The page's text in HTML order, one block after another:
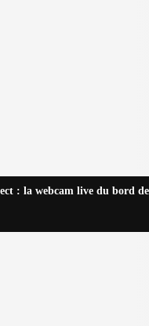
: la webcam live du bord